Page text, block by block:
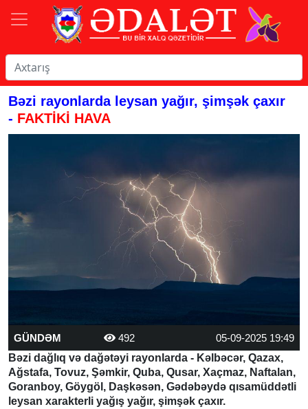
Bəzi rayonlarda leysan yağır, şimşək çaxır
- FAKTİKİ HAVA
GÜNDƏM 492
05-09-2025 19:49
Bəzi dağlıq və dağətəyi rayonlarda - Kəlbəcər, Qazax,
Ağstafa, Tovuz, Şəmkir, Quba, Qusar, Xaçmaz, Naftalan,
Goranboy, Göygöl, Daşkəsən, Gədəbəydə qısamüddətli
leysan xarakterli yağış yağır, şimşək çaxır.